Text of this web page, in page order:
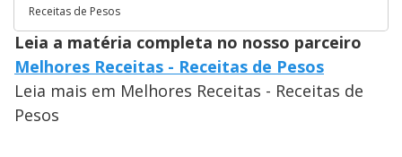
Receitas de Pesos
Leia a matéria completa no nosso parceiro
Melhores Receitas - Receitas de Pesos
Leia mais em Melhores Receitas - Receitas de
Pesos